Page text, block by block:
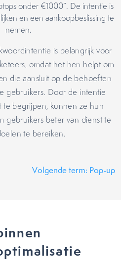
onder €1000”. De intentie is
en een aankoopbeslissing te
nemen.
is belangrijk voor
omdat het hen helpt om
die aansluit op de behoeften
gebruikers. Door de intentie
begrijpen, kunnen ze hun
gebruikers beter van dienst te
te bereiken.
Volgende term: Pop-up